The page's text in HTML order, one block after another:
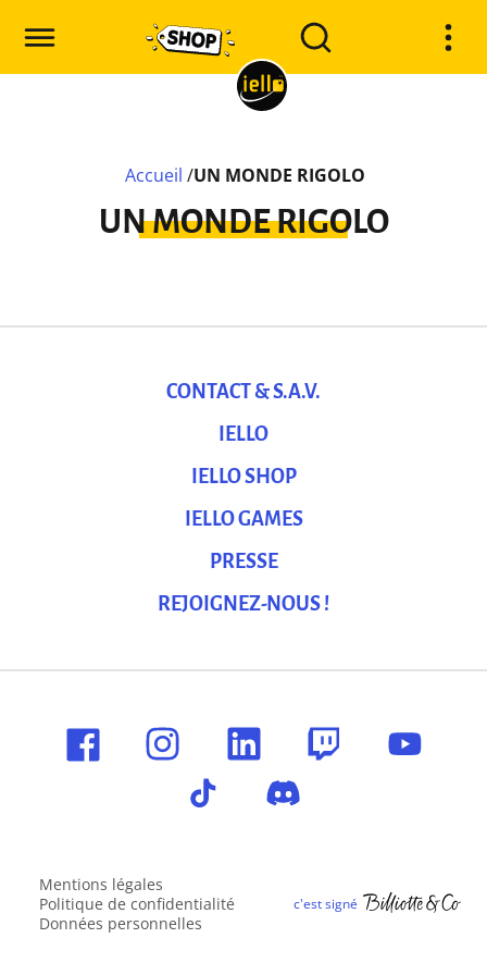
Accueil /UN MONDE RIGOLO
UN MONDE RIGOLO
CONTACT & S.A.V.
IELLO
IELLO SHOP
IELLO GAMES
PRESSE
REJOIGNEZ-NOUS !
Mentions légales
Politique de confidentialité
Données personnelles